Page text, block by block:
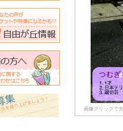
画像クリックで